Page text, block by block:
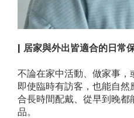
| 居家與外出皆適合的日常
不論在家中活動、做家事，
即使臨時有訪客，也能自
合長時間配戴、從早到晚
品。